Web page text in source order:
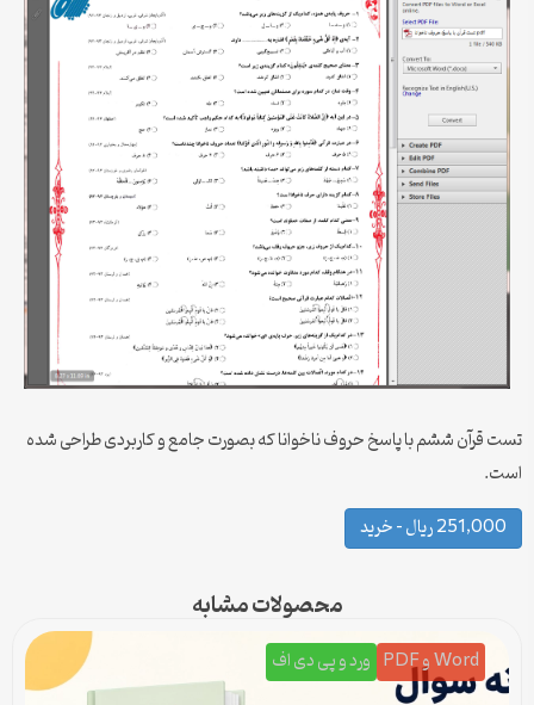
تست قرآن ششم با پاسخ حروف ناخوانا که بصورت جامع و کاربردی طراحی شده
است.
251,000 ریال – خرید
محصولات مشابه
Word و PDF ورد و پی دی اف